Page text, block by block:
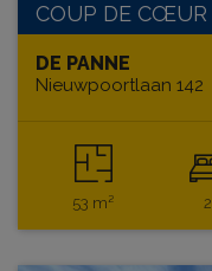
COUP DE CŒUR
DE PANNE
Nieuwpoortlaan 142
53 m² 2